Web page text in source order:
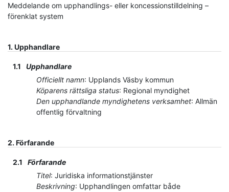
Meddelande om upphandlings- eller koncessionstilldelning –
förenklat system
1. Upphandlare
1.1
Upphandlare
Officiellt namn: Upplands Väsby kommun
Köparens rättsliga status: Regional myndighet
Den upphandlande myndighetens verksamhet: Allmän
offentlig förvaltning
2. Förfarande
2.1
Förfarande
Titel: Juridiska informationstjänster
Beskrivning: Upphandlingen omfattar både